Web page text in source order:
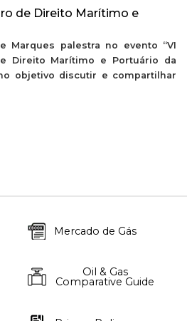
de Direito Marítimo e
Marques palestra no evento “VI
Direito Marítimo e Portuário da
objetivo discutir e compartilhar
Mercado de Gás
Oil & Gas
Comparative Guide